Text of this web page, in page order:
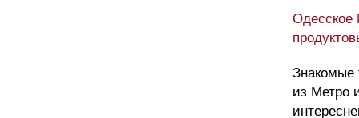
Одесское
Знакомые
из Метро